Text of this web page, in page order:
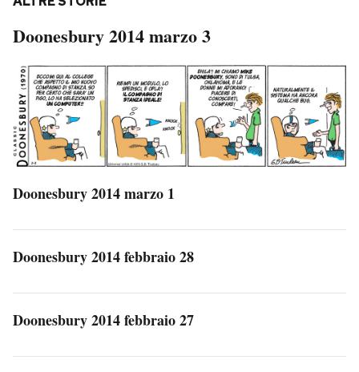
Doonesbury 2014 marzo 3
Doonesbury 2014 marzo 1
Doonesbury 2014 febbraio 28
Doonesbury 2014 febbraio 27